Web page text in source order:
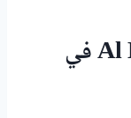
عن شركة Al Bait Al Lamea في